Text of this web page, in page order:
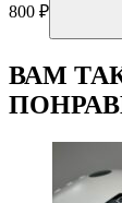
800 ₽
ВАМ